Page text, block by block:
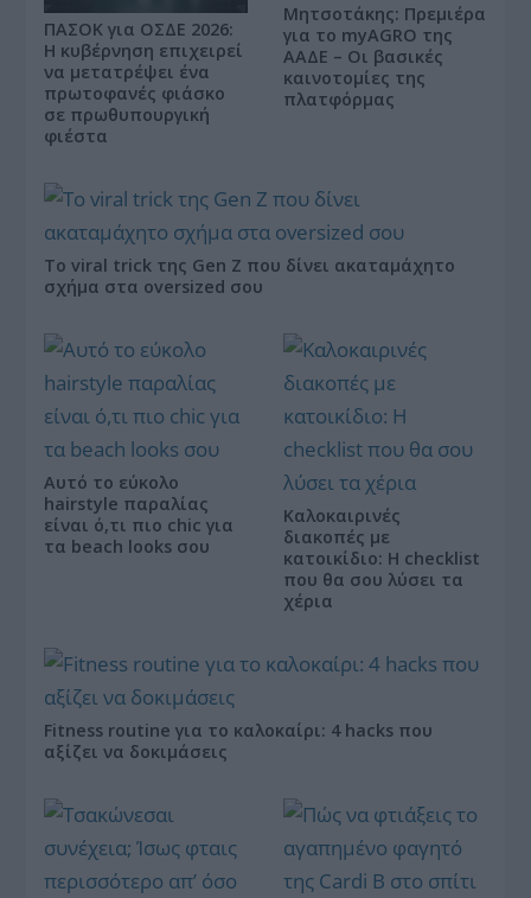
ΠΑΣΟΚ για ΟΣΔΕ 2026:
Η κυβέρνηση επιχειρεί
να μετατρέψει ένα
πρωτοφανές φιάσκο
σε πρωθυπουργική
φιέστα
Μητσοτάκης: Πρεμιέρα
για το myAGRO της
ΑΑΔΕ – Οι βασικές
καινοτομίες της
πλατφόρμας
Το viral trick της Gen Z που δίνει ακαταμάχητο
σχήμα στα oversized σου
Αυτό το εύκολο
hairstyle παραλίας
είναι ό,τι πιο chic για
τα beach looks σου
Καλοκαιρινές
διακοπές με
κατοικίδιο: Η checklist
που θα σου λύσει τα
χέρια
Fitness routine για το καλοκαίρι: 4 hacks που
αξίζει να δοκιμάσεις